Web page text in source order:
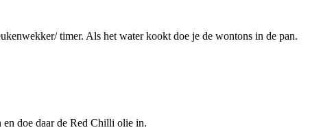
timer. Als het water kookt doe je de wontons in de pan.
en doe daar de Red Chilli olie in.